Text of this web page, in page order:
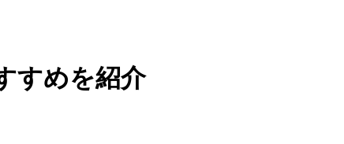
すめを紹介